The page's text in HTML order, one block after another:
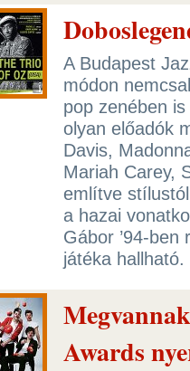
A Budapest
módon
pop zenében
olyan előadók
Davis,
Mariah Carey,
említve
a hazai
Gábor ’94-
játéka hallható.
Awards